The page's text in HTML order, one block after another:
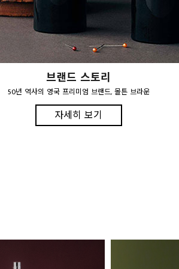
브랜드 스토리
50년 역사의 영국 프리미엄 브랜드, 몰튼 브라운
자세히 보기